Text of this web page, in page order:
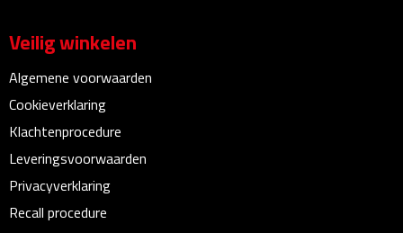
Document- & Schrijfmappen
Documentmappen
Multifunctionele documentmappen
Schrijfmappen
Veilig winkelen
Algemene voorwaarden
Cookieverklaring
Klachtenprocedure
Leveringsvoorwaarden
Privacyverklaring
Recall procedure